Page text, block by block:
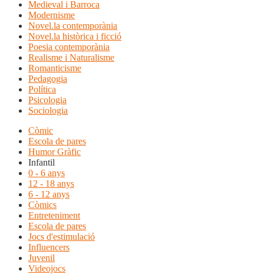
Medieval i Barroca
Modernisme
Novel.la contemporània
Novel.la històrica i ficció
Poesia contemporània
Realisme i Naturalisme
Romanticisme
Pedagogia
Política
Psicologia
Sociologia
Còmic
Escola de pares
Humor Gràfic
Infantil
0 - 6 anys
12 - 18 anys
6 - 12 anys
Còmics
Entreteniment
Escola de pares
Jocs d'estimulació
Influencers
Juvenil
Videojocs